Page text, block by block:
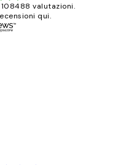
valutazioni.
qui.